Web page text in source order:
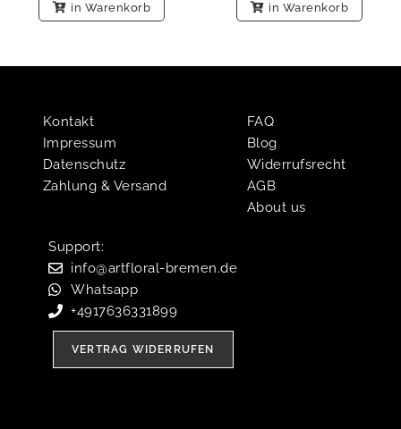
in Warenkorb in Warenkorb
Kontakt
Impressum
Datenschutz
Zahlung & Versand
FAQ
Blog
Widerrufsrecht
AGB
About us
Support:​
info@artfloral-bremen.de
Whatsapp
+4917636331899
VERTRAG WIDERRUFEN